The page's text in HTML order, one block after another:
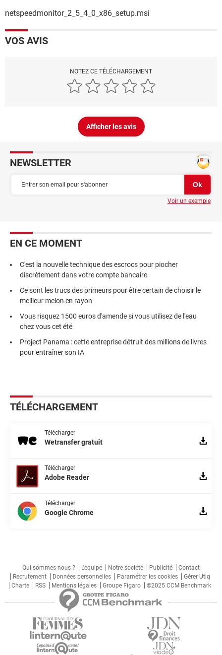
netspeedmonitor_2_5_4_0_x86_setup.msi
VOS AVIS
NOTEZ CE TÉLÉCHARGEMENT
Afficher les avis
NEWSLETTER
Voir un exemple
EN CE MOMENT
C'est la nouvelle technique des escrocs pour piocher
discrètement dans votre compte bancaire
Ce sont les trucs des primeurs pour être certain de choisir le
meilleur melon en rayon
Vous risquez 1500 euros d'amende si vous utilisez de l'eau
chez vous cet été
Project Panama : cette entreprise détruit des millions de livres
pour entraîner son IA
TÉLÉCHARGEMENT
Télécharger
Wetransfer gratuit
Télécharger
Adobe Reader
Télécharger
Google Chrome
Qui sommes-nous ? L'équipe Notre société Publicité
Contact
Recrutement
Données personnelles Paramétrer les cookies
Gérer Utiq
Charte
RSS Mentions légales Groupe Figaro ©2025 CCM Benchmark